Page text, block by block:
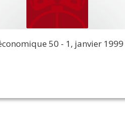
50 - 1, janvier 1999